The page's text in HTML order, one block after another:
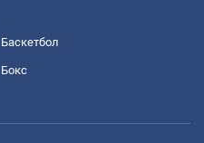
Баскетбол
Бокс